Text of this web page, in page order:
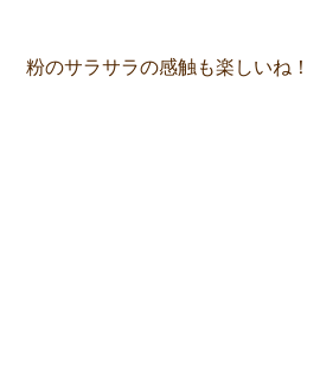
粉のサラサラの感触も楽しいね！